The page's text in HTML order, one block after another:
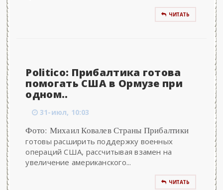
ЧИТАТЬ
Politico: Прибалтика готова
помогать США в Ормузе при
одном..
31-июл, 10:03
Фото: Михаил Ковалев Страны Прибалтики
готовы расширить поддержку военных
операций США, рассчитывая взамен на
увеличение американского...
ЧИТАТЬ